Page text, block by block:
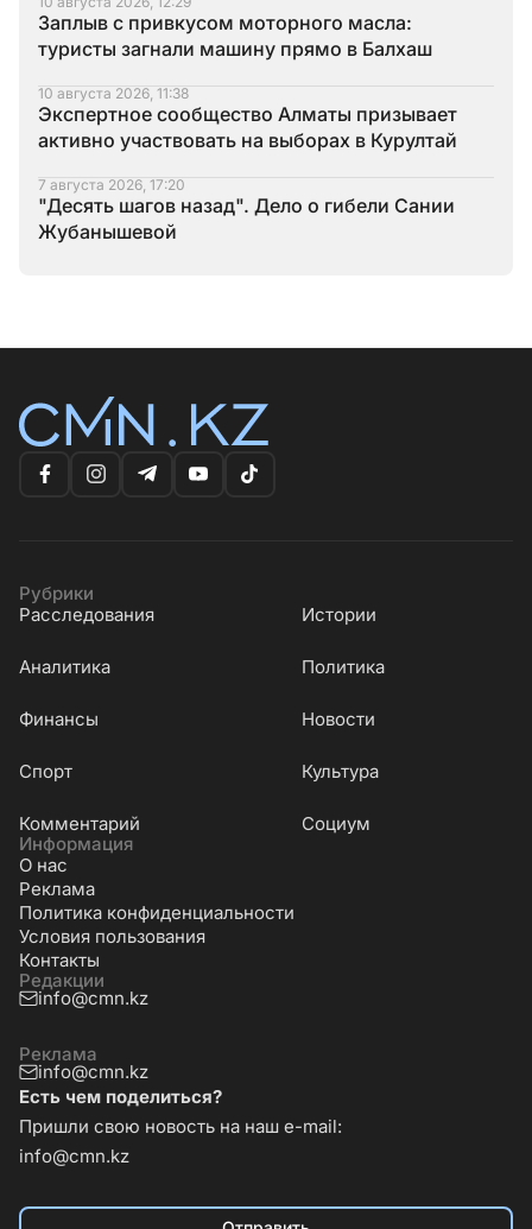
Заплыв с привкусом моторного масла:
туристы загнали машину прямо в Балхаш
10 августа 2026, 11:38
Экспертное сообщество Алматы призывает
активно участвовать на выборах в Курултай
7 августа 2026, 17:20
"Десять шагов назад". Дело о гибели Сании
Жубанышевой
Рубрики
Расследования
Истории
Аналитика Политика
Финансы Новости
Cпорт Культура
Комментарий
Социум
Информация
О нас
Реклама
Политика конфиденциальности
Условия пользования
Контакты
Редакции
info@cmn.kz
Реклама
info@cmn.kz
Есть чем поделиться?
Пришли свою новость на наш e-mail:
info@cmn.kz